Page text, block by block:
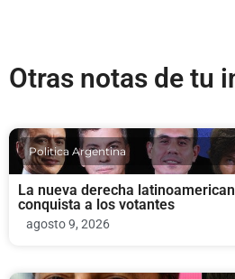
Otras notas de tu
Politica Argentina
La nueva derecha
conquista a los votantes
agosto 9, 2026